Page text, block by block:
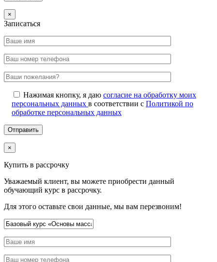
×
Записаться
Нажимая кнопку, я даю согласие на обработку моих
персональных данных в соответствии с Политикой по
обработке персональных данных
×
Купить в рассрочку
Уважаемый клиент, вы можете приобрести данный
обучающий курс в рассрочку.
Для этого оставьте свои данные, мы вам перезвоним!